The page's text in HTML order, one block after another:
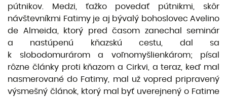
pútnikov. Medzi, ťažko povedať pútnikmi, skôr
návštevníkmi Fatimy je aj bývalý bohoslovec Avelino
de Almeida, ktorý pred časom zanechal seminár
a nastúpenú kňazskú cestu, dal sa
k slobodomurárom a voľnomyšlienkárom; písal
rôzne články proti kňazom a Cirkvi, a teraz, keď mal
nasmerované do Fatimy, mal už vopred pripravený
výsmešný článok, ktorý mal byť uverejnený o Fatime